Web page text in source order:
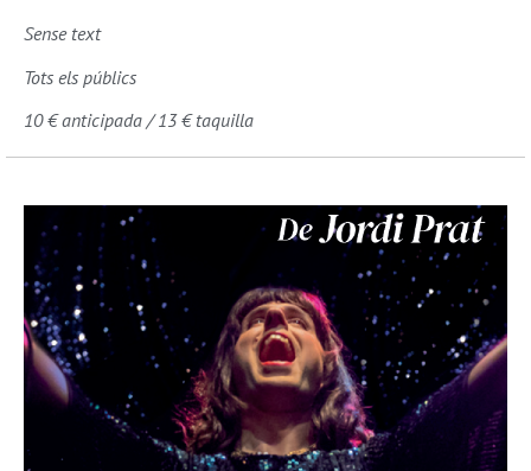
Sense text
Tots els públics
10 € anticipada / 13 € taquilla